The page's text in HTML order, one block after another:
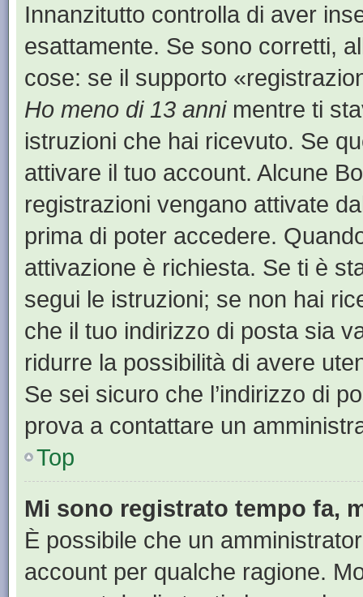
Innanzitutto controlla di aver
esattamente. Se sono corretti,
cose: se il supporto
Ho meno di 13 annimentre ti
istruzioni che hai ricevuto. Se
attivare il tuo account. Alcune
registrazioni vengano attivate
prima di poter accedere.
attivazione è richiesta. Se ti è
segui le istruzioni; se non hai
che il tuo indirizzo di posta sia
ridurre la possibilità di avere
Se sei sicuro che l’indirizzo di
prova a contattare un
Top
Mi sono registrato tempo fa,
È possibile che un
account per qualche ragione.